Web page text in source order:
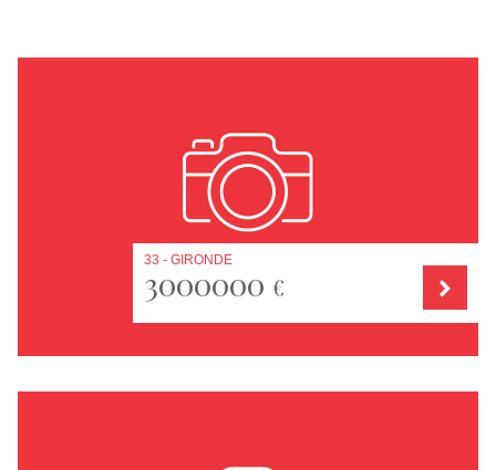
33 - GIRONDE
3000000 €